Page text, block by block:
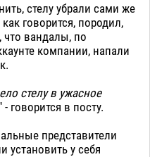
стелу убрали сами же
говорится, породил,
что вандалы, по
компании, напали
стелу в ужасное
- говорится в посту.
представители
у себя